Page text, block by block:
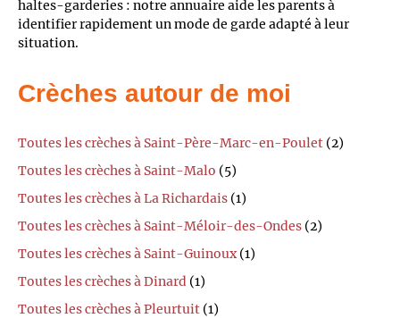
haltes-garderies : notre annuaire aide les parents à
identifier rapidement un mode de garde adapté à leur
situation.
Crèches autour de moi
Toutes les crèches à Saint-Père-Marc-en-Poulet (2)
Toutes les crèches à Saint-Malo (5)
Toutes les crèches à La Richardais (1)
Toutes les crèches à Saint-Méloir-des-Ondes (2)
Toutes les crèches à Saint-Guinoux(1)
Toutes les crèches à Dinard (1)
Toutes les crèches à Pleurtuit (1)